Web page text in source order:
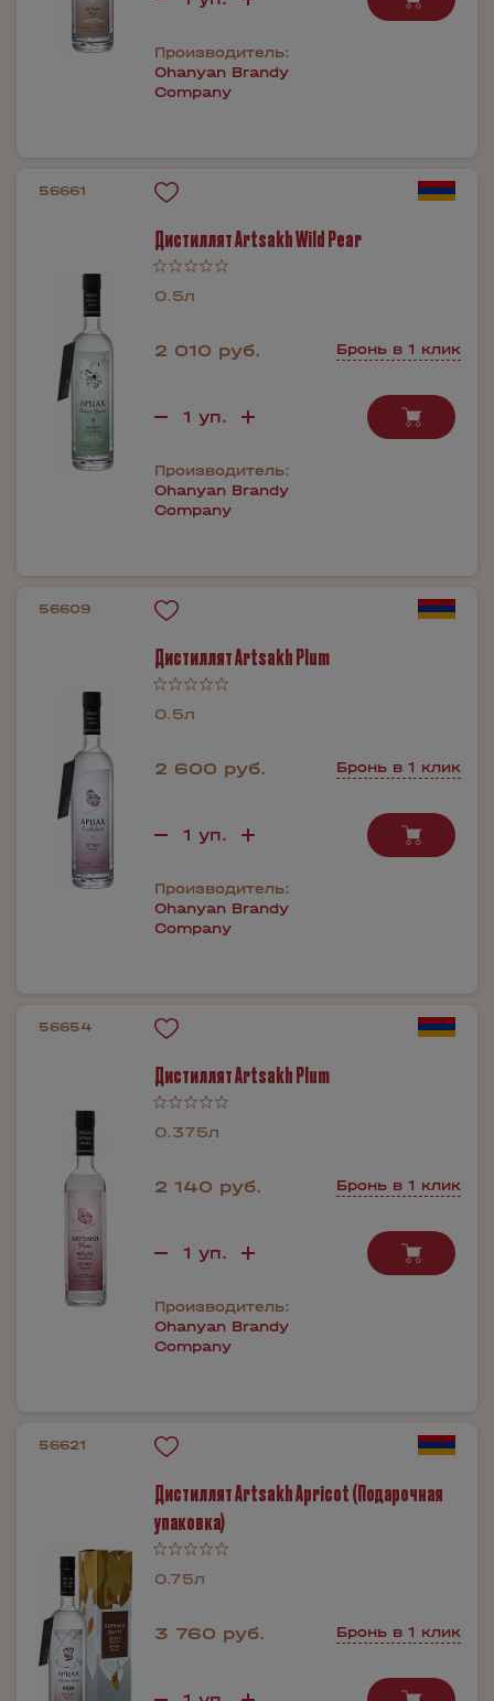
Производитель:
Ohanyan Brandy
Company
56661
Дистиллят Artsakh Wild Pear
0.5л
2 010 руб. Бронь в 1 клик
Производитель:
Ohanyan Brandy
Company
56609
Дистиллят Artsakh Plum
0.5л
2 600 руб. Бронь в 1 клик
Производитель:
Ohanyan Brandy
Company
56654
Дистиллят Artsakh Plum
0.375л
2 140 руб. Бронь в 1 клик
Производитель:
Ohanyan Brandy
Company
56621
Дистиллят Artsakh Apricot (Подарочная
упаковка)
0.75л
3 760 руб. Бронь в 1 клик